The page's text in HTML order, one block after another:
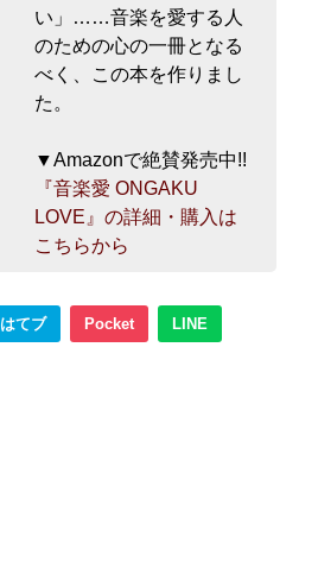
い」……音楽を愛する人
のための心の一冊となる
べく、この本を作りまし
た。
▼Amazonで絶賛発売中!!
『音楽愛 ONGAKU
LOVE』の詳細・購入は
こちらから
はてブ Pocket LINE